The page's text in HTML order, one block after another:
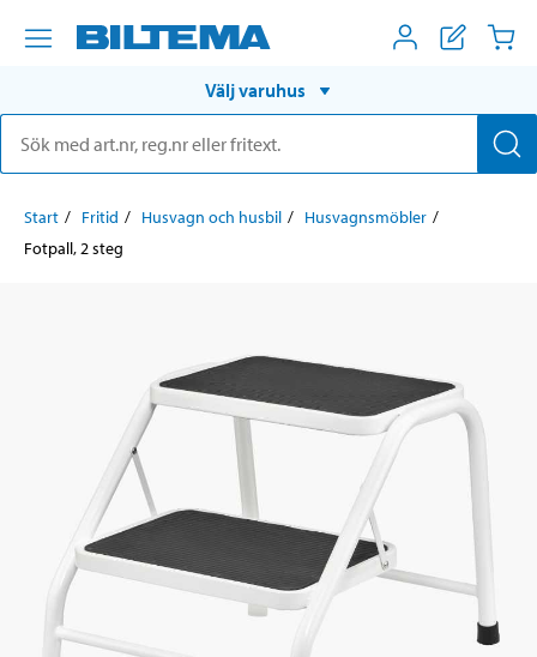
Välj varuhus
Start Fritid Husvagn och husbil
Husvagnsmöbler
Fotpall, 2 steg